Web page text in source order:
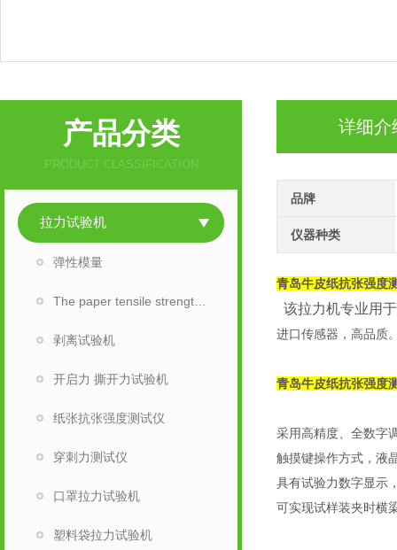
详细介
品牌
仪器种类
青岛牛皮纸抗张强度
该拉力机专业用
进口传感器，高品质
青岛牛皮纸抗张强度
采用高精度、全数字
触摸键操作方式，液
具有试验力数字显示
可实现试样装夹时横
产品分类
PRODUCT CLASSIFICATION
拉力试验机
弹性模量
剥离试验机
开启力 撕开力试验机
纸张抗张强度测试仪
穿刺力测试仪
口罩拉力试验机
塑料袋拉力试验机